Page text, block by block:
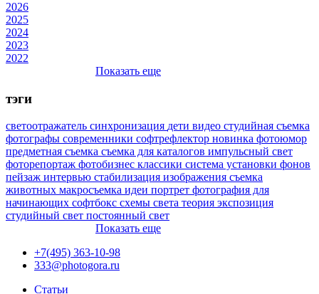
2026
2025
2024
2023
2022
Показать еще
тэги
светоотражатель синхронизация дети видео студийная съемка
фотографы современники софтрефлектор новинка фотоюмор
предметная съемка съемка для каталогов импульсный свет
фоторепортаж фотобизнес классики система установки фонов
пейзаж интервью стабилизация изображения съемка
животных макросъемка идеи портрет фотография для
начинающих софтбокс схемы света теория экспозиция
студийный свет постоянный свет
Показать еще
+7(495) 363-10-98
333@photogora.ru
Статьи